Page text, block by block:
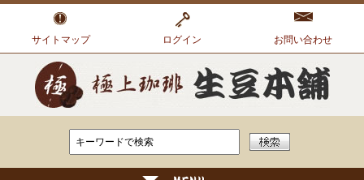
サイトマップ ログイン お問い合わせ